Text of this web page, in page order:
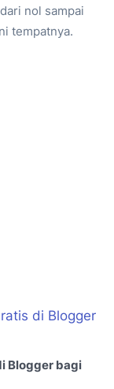
nol sampai
tempatnya.
Blogger bagi